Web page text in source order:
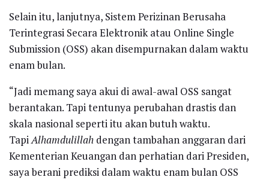
Selain itu, lanjutnya, Sistem Perizinan Berusaha
Terintegrasi Secara Elektronik atau Online Single
Submission (OSS) akan disempurnakan dalam waktu
enam bulan.
“Jadi memang saya akui di awal-awal OSS sangat
berantakan. Tapi tentunya perubahan drastis dan
skala nasional seperti itu akan butuh waktu.
TapiAlhamdulillah dengan tambahan anggaran dari
Kementerian Keuangan dan perhatian dari Presiden,
saya berani prediksi dalam waktu enam bulan OSS